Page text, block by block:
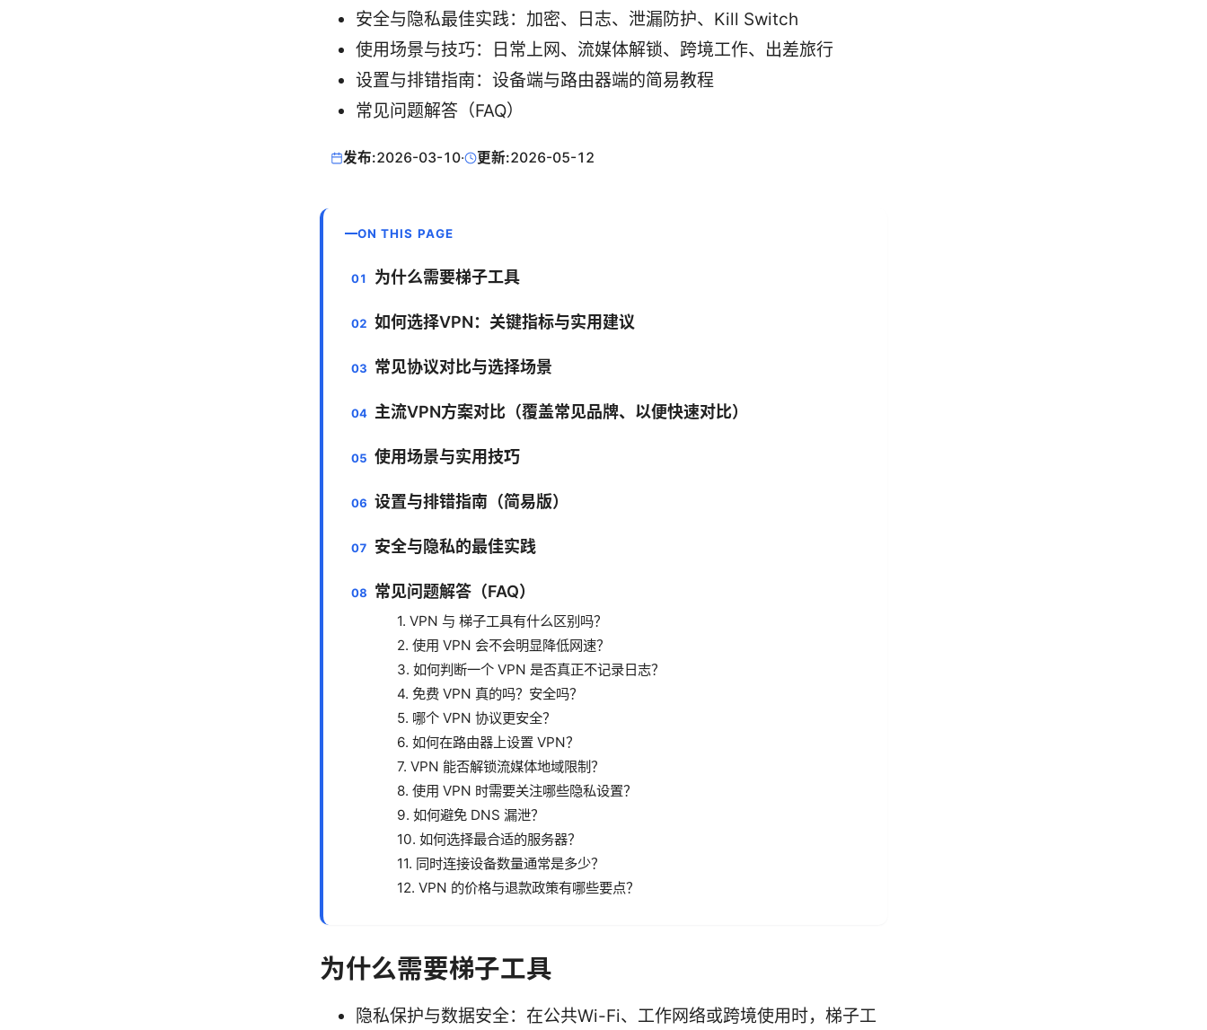
安全与隐私最佳实践：加密、日志、泄漏防护、Kill Switch
使用场景与技巧：日常上网、流媒体解锁、跨境工作、出差旅行
设置与排错指南：设备端与路由器端的简易教程
常见问题解答（FAQ）
发布:2026-03-10· 更新:2026-05-12
ON THIS PAGE
为什么需要梯子工具
如何选择VPN：关键指标与实用建议
常见协议对比与选择场景
主流VPN方案对比（覆盖常见品牌、以便快速对比）
使用场景与实用技巧
设置与排错指南（简易版）
安全与隐私的最佳实践
常见问题解答（FAQ）
1. VPN 与 梯子工具有什么区别吗？
2. 使用 VPN 会不会明显降低网速？
3. 如何判断一个 VPN 是否真正不记录日志？
4. 免费 VPN 真的吗？安全吗？
5. 哪个 VPN 协议更安全？
6. 如何在路由器上设置 VPN？
7. VPN 能否解锁流媒体地域限制？
8. 使用 VPN 时需要关注哪些隐私设置？
9. 如何避免 DNS 漏泄？
10. 如何选择最合适的服务器？
11. 同时连接设备数量通常是多少？
12. VPN 的价格与退款政策有哪些要点？
为什么需要梯子工具
隐私保护与数据安全：在公共Wi-Fi、工作网络或跨境使用时，梯子工